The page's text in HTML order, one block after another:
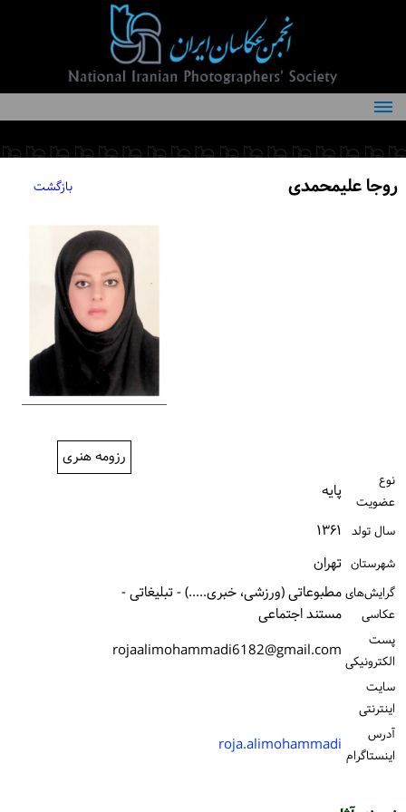
درباره انجمن
کمیته‌های انجمن
روجا علیمحمدی بازگشت
رزومه هنری
نوع
عضویت
پایه
سال تولد ۱۳۶۱
شهرستان تهران
گرایش‌های
عکاسی
مطبوعاتی (ورزشی، خبری.....) - تبلیغاتی -
مستند اجتماعی
پست
الكترونیكی rojaalimohammadi6182@gmail.com
سایت
اینترنتی
آدرس
اینستاگرام roja.alimohammadi